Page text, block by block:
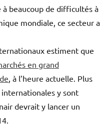
beaucoup de difficultés à
mondiale, ce secteur a
estiment que
en grand
, à l’heure actuelle. Plus
y sont
devrait y lancer un